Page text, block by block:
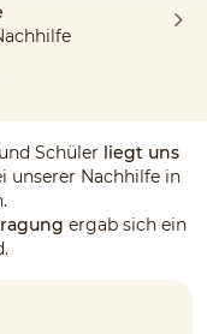
Schüler liegt uns
unserer Nachhilfe in
ergab sich ein